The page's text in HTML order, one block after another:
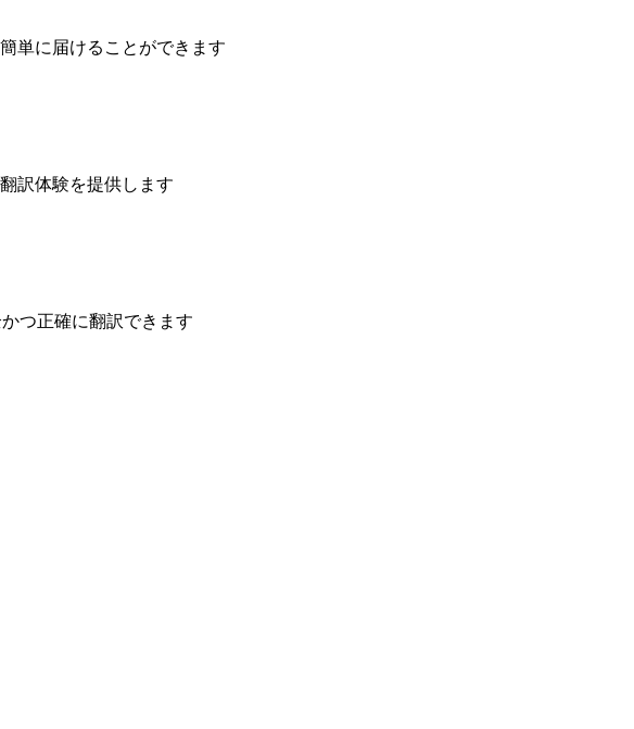
単に届けることができます
訳体験を提供します
つ正確に翻訳できます